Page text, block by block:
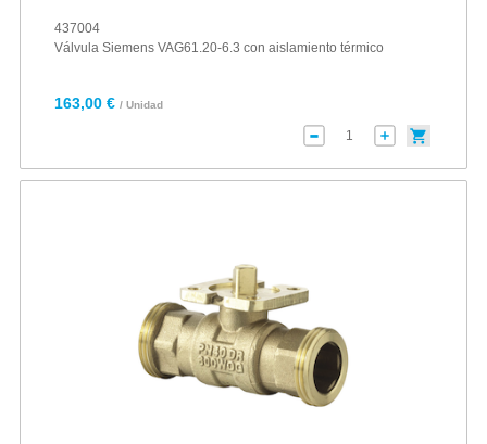
437004
Válvula Siemens VAG61.20-6.3 con aislamiento térmico
163,00 € / Unidad